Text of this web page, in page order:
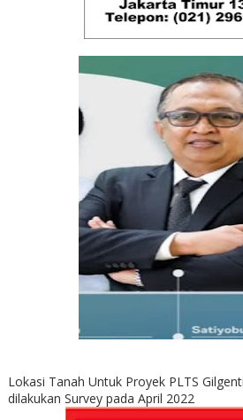
Lokasi Tanah Untuk Proyek PLTS
dilakukan Survey pada April 2022